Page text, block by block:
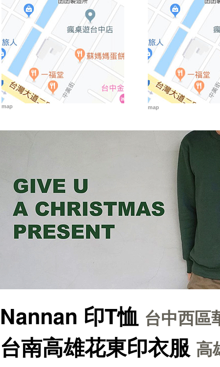
map map
Nannan 印T恤 台中西區
台南高雄花東印衣服 高